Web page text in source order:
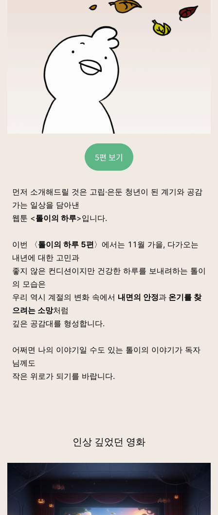
5편 보기
먼저 소개해드릴 것은 고립·은둔 청년이 된 계기와 공감
가는 일상을 담아낸
웹툰 <톨이의 하루>입니다.
이번 〈톨이의 하루 5편〉에서는 11월 가을, 다가오는
내년에 대한 고민과
좋지 않은 컨디션이지만 건강한 하루를 보내려하는 톨이
의 모습은
우리 역시 계절의 변화 속에서 내면의 안정과 온기를 찾
으려는 소망처럼
깊은 공감대를 형성합니다.
어쩌면 나의 이야기일 수도 있는 톨이의 이야기가 독자
님께도
작은 위로가 되기를 바랍니다.
인상 깊었던 영화